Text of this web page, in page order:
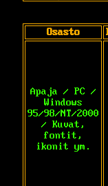
Osasto
Apaja / PC /
Windows
95/98/NT/2000
/ Kuvat,
fontit,
ikonit ym.